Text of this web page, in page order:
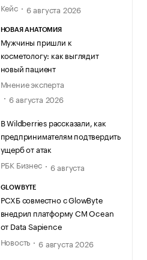
Кейс
6 августа 2026
НОВАЯ АНАТОМИЯ
Мужчины пришли к
косметологу: как выглядит
новый пациент
Мнение эксперта
6 августа 2026
В Wildberries рассказали, как
предпринимателям подтвердить
ущерб от атак
РБК Бизнес
6 августа
GLOWBYTE
РСХБ совместно с GlowByte
внедрил платформу CM Ocean
от Data Sapience
Новость
6 августа 2026